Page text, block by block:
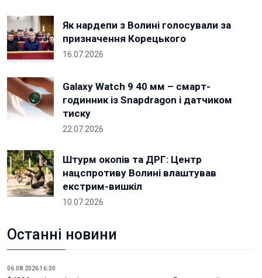
Як нардепи з Волині голосували за
призначення Корецького
16.07.2026
Galaxy Watch 9 40 мм – смарт-
годинник із Snapdragon і датчиком
тиску
22.07.2026
Штурм окопів та ДРГ: Центр
нацспротиву Волині влаштував
екстрим-вишкіл
10.07.2026
Останні новини
06.08.2026 16:30